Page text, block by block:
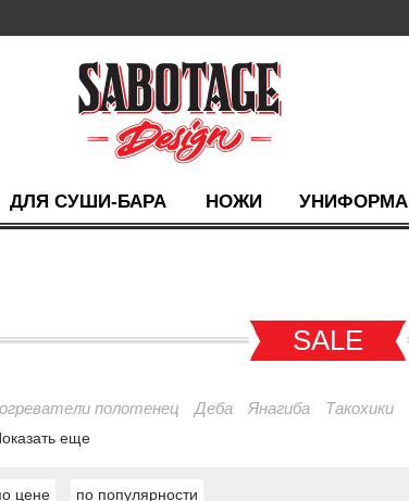
ДЛЯ СУШИ-БАРА НОЖИ УНИФОРМА
SALE
полотенец Деба Янагиба Такохики
еще
цене по популярности